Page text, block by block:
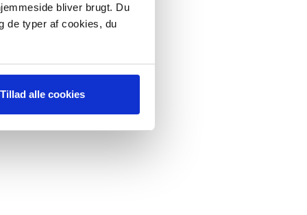
bliver brugt. Du
de typer af cookies, du
Tillad alle cookies